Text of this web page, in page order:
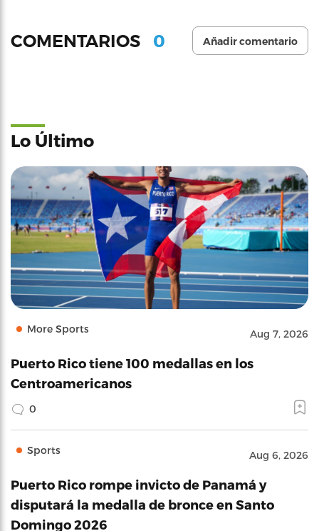
COMENTARIOS 0 Añadir comentario
Lo Último
More Sports Aug 7, 2026
Puerto Rico tiene 100 medallas en los
Centroamericanos
0
Sports Aug 6, 2026
Puerto Rico rompe invicto de Panamá y
disputará la medalla de bronce en Santo
Domingo 2026